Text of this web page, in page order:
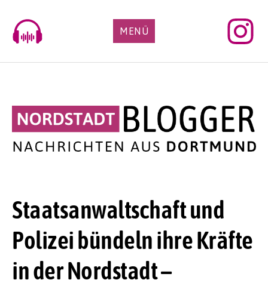
content
MENÜ
Staatsanwaltschaft und
Polizei bündeln ihre Kräfte
in der Nordstadt –